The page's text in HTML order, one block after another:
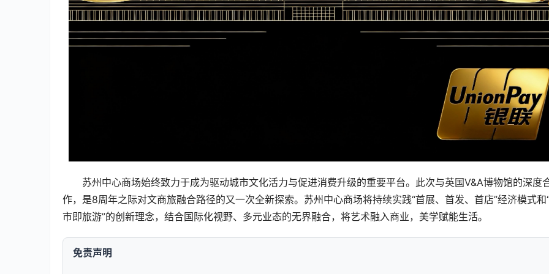
苏州中心商场始终致力于成为驱动城市文化活力与促进消费升级的重要平台。此次与英国V&A博物馆的深度
作，是8周年之际对文商旅融合路径的又一次全新探索。苏州中心商场将持续实践“首展、首发、首店”经济模式和
市即旅游”的创新理念，结合国际化视野、多元业态的无界融合，将艺术融入商业，美学赋能生活。
免责声明